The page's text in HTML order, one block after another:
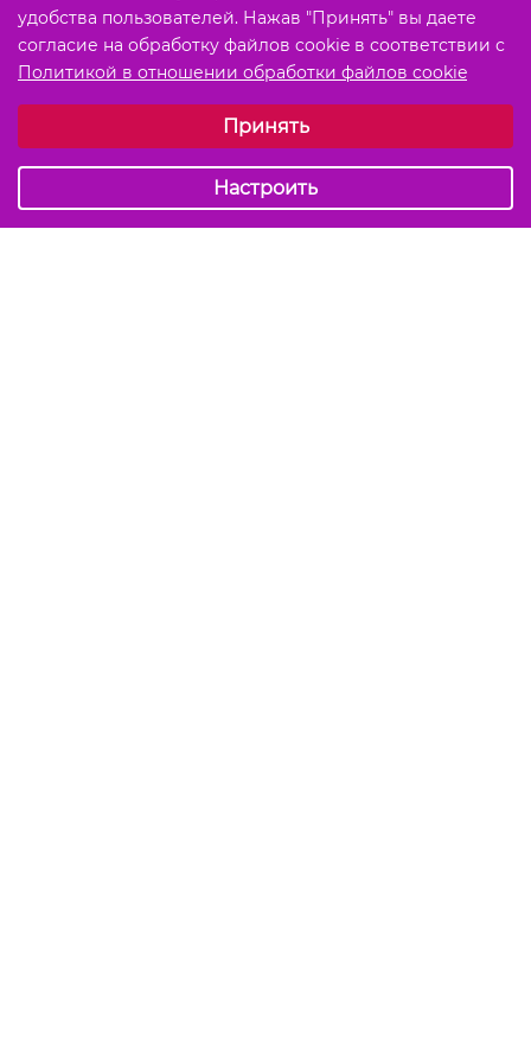
удобства пользователей. Нажав "Принять" вы даете
согласие на обработку файлов cookie в соответствии с
Политикой в отношении обработки файлов cookie
Обязательные (технические)Принять
Настроить